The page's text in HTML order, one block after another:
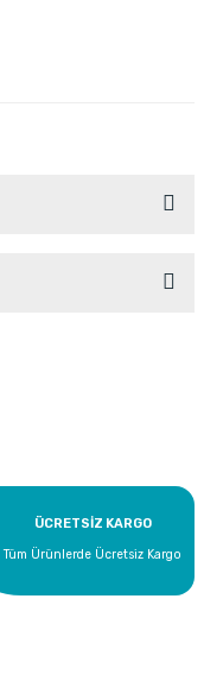
ÜCRETSİZ KARGO
Tüm Ürünlerde Ücretsiz Kargo